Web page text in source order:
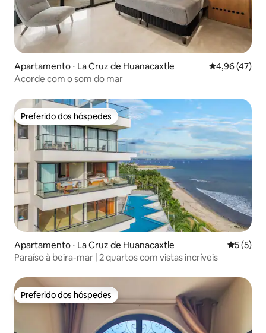
Apartamento ⋅ La Cruz de Huanacaxtle 4,96 de uma
4,96 (47)
Acorde com o som do mar
Preferido dos hóspedes
Preferido dos hóspedes
Apartamento ⋅ La Cruz de Huanacaxtle 5 de
5 (5)
Paraíso à beira-mar | 2 quartos com vistas incríveis
Preferido dos hóspedes
Preferido dos hóspedes